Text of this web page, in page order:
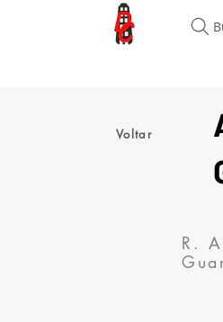
Voltar
R.